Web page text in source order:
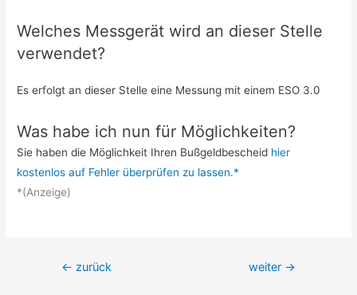
Welches Messgerät wird an dieser Stelle
verwendet?
Es erfolgt an dieser Stelle eine Messung mit einem ESO 3.0
Was habe ich nun für Möglichkeiten?
Sie haben die Möglichkeit Ihren Bußgeldbescheid hier
kostenlos auf Fehler überprüfen zu lassen.*
*(Anzeige)
Beitrags-
← zurück weiter →